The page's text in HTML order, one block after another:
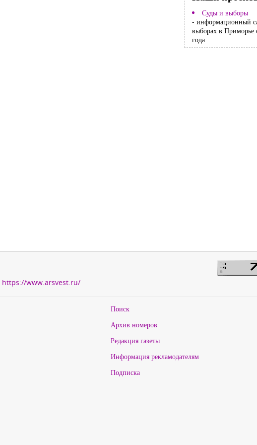
Суды и выборы
- информационный
выборах в Приморье
года
https://www.arsvest.ru/
Поиск
Архив номеров
Редакция газеты
Информация рекламодателям
Подписка